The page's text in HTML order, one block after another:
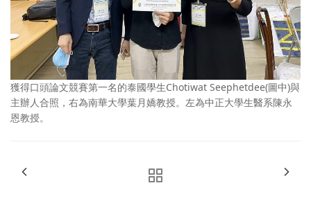
獲得口頭論文競賽第一名的泰國學生Chotiwat Seephetdee(圖中)與
主辦人合照，右為南華大學葉月嬌教授。左為中正大學生醫系陳永
恩教授。